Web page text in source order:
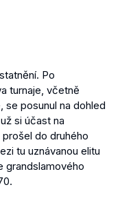
Po
turnaje, včetně
se posunul na dohled
si účast na
do druhého
tu uznávanou elitu
grandslamového